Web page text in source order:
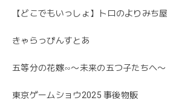
【どこでもいっしょ】トロのよりみち屋
きゃらっぴんすとあ
五等分の花嫁∽〜未来の五つ子たちへ〜
東京ゲームショウ2025 事後物販